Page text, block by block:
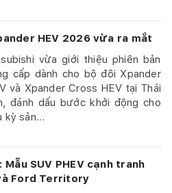
HEV 2026 vừa ra mắt
vừa giới thiệu phiên bản
cấp dành cho bộ đôi Xpander
và Xpander Cross HEV tại Thái
đánh dấu bước khởi động cho
kỳ sản...
SUV PHEV cạnh tranh
Ford Territory